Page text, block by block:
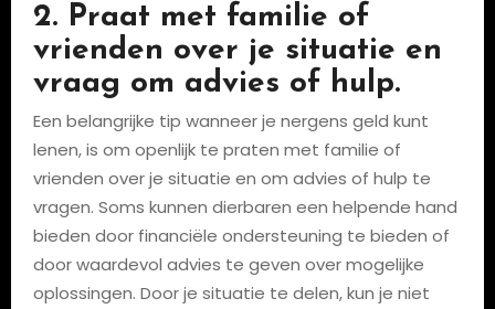
2. Praat met familie of
vrienden over je situatie en
vraag om advies of hulp.
Een belangrijke tip wanneer je nergens geld kunt
lenen, is om openlijk te praten met familie of
vrienden over je situatie en om advies of hulp te
vragen. Soms kunnen dierbaren een helpende hand
bieden door financiële ondersteuning te bieden of
door waardevol advies te geven over mogelijke
oplossingen. Door je situatie te delen, kun je niet